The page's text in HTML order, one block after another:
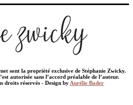
sont la propriété exclusive de Stéphanie Zwicky.
autorisée sans l’accord préalable de l’auteur.
droits réservés - Design byAurélie Bader